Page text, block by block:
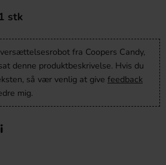
stk
fra Coopers Candy,
denne produktbeskrivelse. Hvis du
så vær venlig at give feedback
mig.